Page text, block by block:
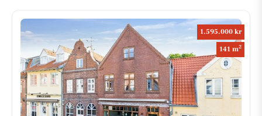
1.595.000 kr
141 m2